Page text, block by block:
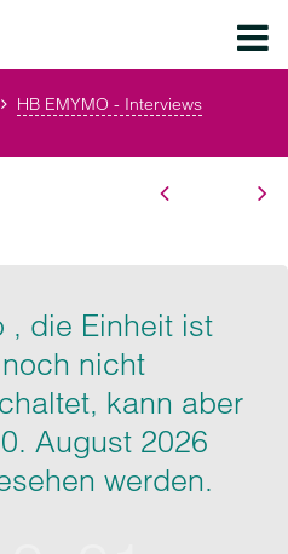
HB EMYMO - Interviews
, die Einheit ist
noch nicht
kann aber
August 2026
werden.